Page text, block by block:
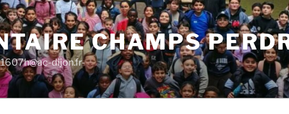
CHAMPS
dijon.fr-